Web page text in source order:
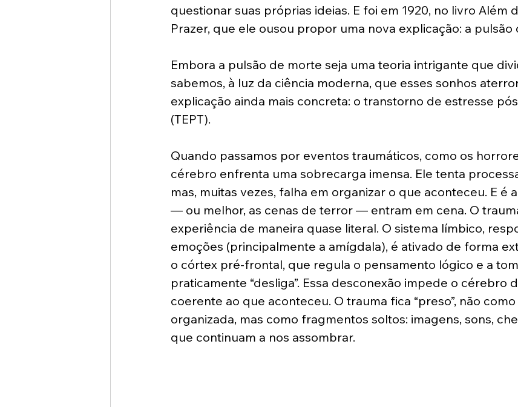
questionar suas próprias ideias. E foi em 1920, no livro Além
Prazer, que ele ousou propor uma nova explicação: a pulsão
Embora a pulsão de morte seja uma teoria intrigante que
sabemos, à luz da ciência moderna, que esses sonhos
explicação ainda mais concreta: o transtorno de estresse
(TEPT).
Quando passamos por eventos traumáticos, como os
cérebro enfrenta uma sobrecarga imensa. Ele tenta
mas, muitas vezes, falha em organizar o que aconteceu. E é
— ou melhor, as cenas de terror — entram em cena. O
experiência de maneira quase literal. O sistema límbico,
emoções (principalmente a amígdala), é ativado de forma
o córtex pré-frontal, que regula o pensamento lógico e a
praticamente “desliga”. Essa desconexão impede o cérebro
coerente ao que aconteceu. O trauma fica “preso”, não
organizada, mas como fragmentos soltos: imagens, sons,
que continuam a nos assombrar.